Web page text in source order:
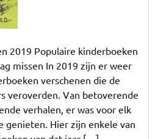
2019 Populaire kinderboeken
missen In 2019 zijn er weer
verschenen die de
veroverden. Van betoverende
verhalen, er was voor elk
genieten. Hier zijn enkele van